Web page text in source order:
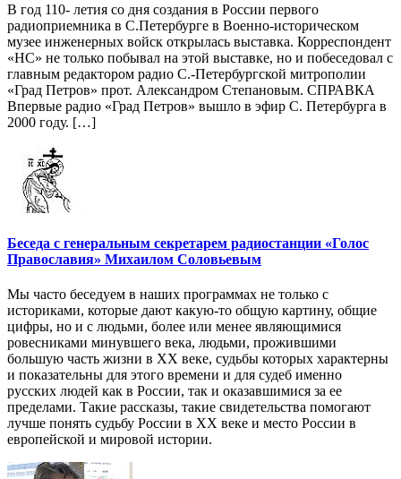
В год 110- летия со дня создания в России первого
радиоприемника в С.Петербурге в Военно-историческом
музее инженерных войск открылась выставка. Корреспондент
«НС» не только побывал на этой выставке, но и побеседовал с
главным редактором радио С.-Петербургской митрополии
«Град Петров» прот. Александром Степановым. СПРАВКА
Впервые радио «Град Петров» вышло в эфир С. Петербурга в
2000 году. […]
Беседа с генеральным секретарем радиостанции «Голос
Православия» Михаилом Соловьевым
Мы часто беседуем в наших программах не только с
историками, которые дают какую-то общую картину, общие
цифры, но и с людьми, более или менее являющимися
ровесниками минувшего века, людьми, прожившими
большую часть жизни в ХХ веке, судьбы которых характерны
и показательны для этого времени и для судеб именно
русских людей как в России, так и оказавшимися за ее
пределами. Такие рассказы, такие свидетельства помогают
лучше понять судьбу России в ХХ веке и место России в
европейской и мировой истории.